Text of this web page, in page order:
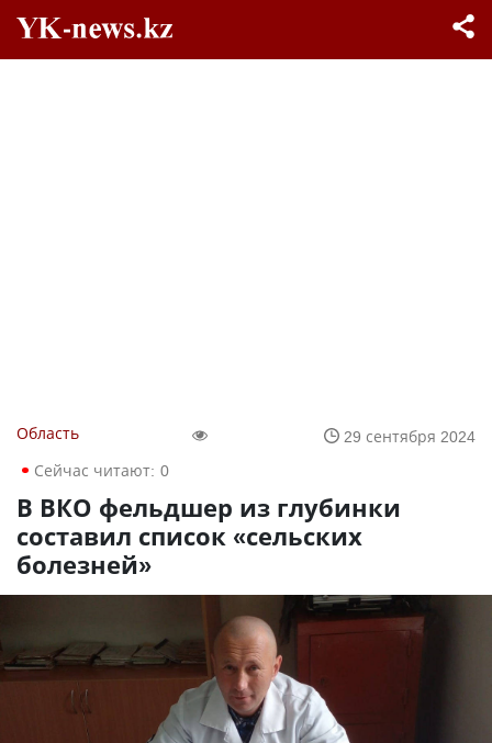
Область
29 сентября 2024
Сейчас читают: 0
В ВКО фельдшер из глубинки
составил список «сельских
болезней»